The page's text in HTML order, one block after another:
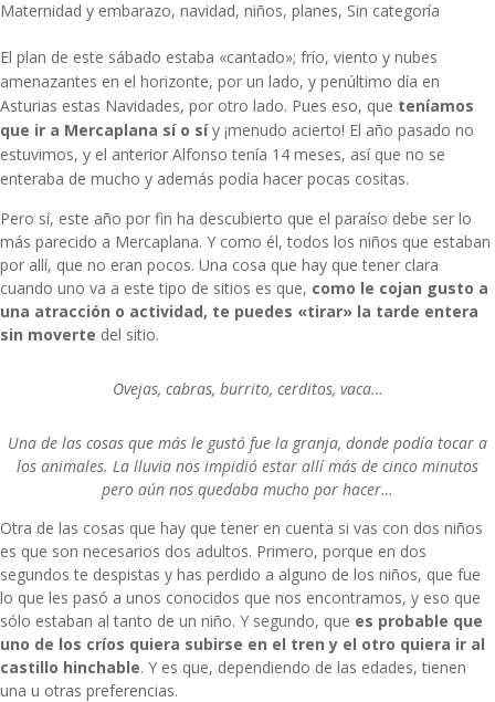
Maternidad y embarazo, navidad, niños, planes, Sin categoría
El plan de este sábado estaba «cantado»; frío, viento y nubes
amenazantes en el horizonte, por un lado, y penúltimo día en
Asturias estas Navidades, por otro lado. Pues eso, que teníamos
que ir a Mercaplana sí o síy ¡menudo acierto! El año pasado no
estuvimos, y el anterior Alfonso tenía 14 meses, así que no se
enteraba de mucho y además podía hacer pocas cositas.
Pero sí, este año por fin ha descubierto que el paraíso debe ser lo
más parecido a Mercaplana. Y como él, todos los niños que estaban
por allí, que no eran pocos. Una cosa que hay que tener clara
cuando uno va a este tipo de sitios es que, como le cojan gusto a
una atracción o actividad, te puedes «tirar» la tarde entera
sin moverte del sitio.
Ovejas, cabras, burrito, cerditos, vaca…
Una de las cosas que más le gustó fue la granja, donde podía tocar a
los animales. La lluvia nos impidió estar allí más de cinco minutos
pero aún nos quedaba mucho por hacer…
Otra de las cosas que hay que tener en cuenta si vas con dos niños
es que son necesarios dos adultos. Primero, porque en dos
segundos te despistas y has perdido a alguno de los niños, que fue
lo que les pasó a unos conocidos que nos encontramos, y eso que
sólo estaban al tanto de un niño. Y segundo, que es probable que
uno de los críos quiera subirse en el tren y el otro quiera ir al
castillo hinchable. Y es que, dependiendo de las edades, tienen
una u otras preferencias.